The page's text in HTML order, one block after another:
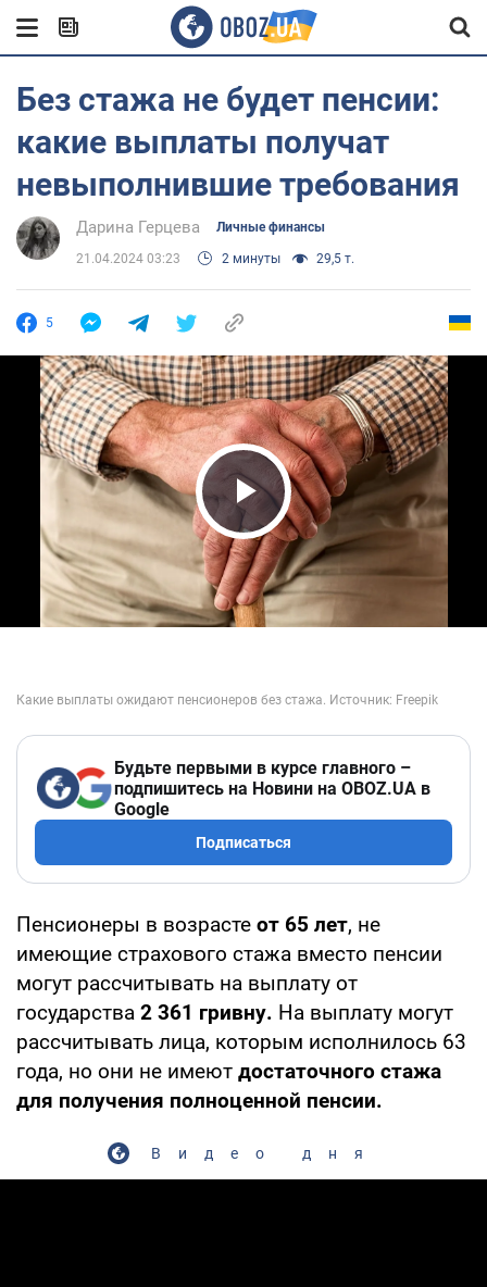
Без стажа не будет пенсии:
какие выплаты получат
невыполнившие требования
Дарина Герцева Личные финансы
21.04.2024 03:23 2 минуты 29,5 т.
5
Play Video
Будьте первыми в курсе главного –
подпишитесь на Новини на OBOZ.UA в
Google
Подписаться
Пенсионеры в возрасте от 65 лет, не
имеющие страхового стажа вместо пенсии
могут рассчитывать на выплату от
государства 2 361 гривну. На выплату могут
рассчитывать лица, которым исполнилось 63
года, но они не имеют достаточного стажа
для получения полноценной пенсии.
Видео дня